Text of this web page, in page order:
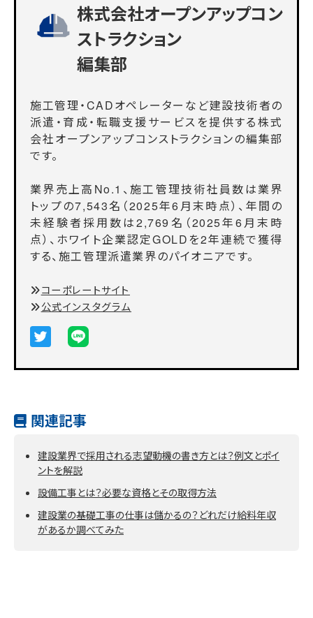
株式会社オープンアップコン
ストラクション
編集部
施工管理・CADオペレーターなど建設技術者の
派遣・育成・転職支援サービスを提供する株式
会社オープンアップコンストラクションの編集部
です。
業界売上高No.1、施工管理技術社員数は業界
トップの7,543名（2025年6月末時点）、年間の
未経験者採用数は2,769名（2025年6月末時
点）、ホワイト企業認定GOLDを2年連続で獲得
する、施工管理派遣業界のパイオニアです。
コーポレートサイト
公式インスタグラム
関連記事
建設業界で採用される志望動機の書き方とは？例文とポイ
ントを解説
設備工事とは？必要な資格とその取得方法
建設業の基礎工事の仕事は儲かるの？どれだけ給料年収
があるか調べてみた